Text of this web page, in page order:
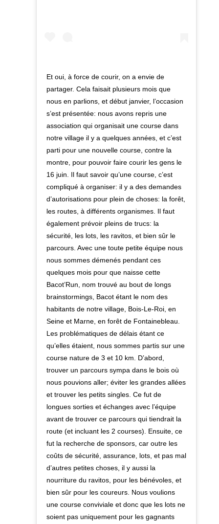
Et oui, à force de courir, on a envie de
partager. Cela faisait plusieurs mois que
nous en parlions, et début janvier, l’occasion
s’est présentée: nous avons repris une
association qui organisait une course dans
notre village il y a quelques années, et c’est
parti pour une nouvelle course, contre la
montre, pour pouvoir faire courir les gens le
16 juin. Il faut savoir qu’une course, c’est
compliqué à organiser: il y a des demandes
d’autorisations pour plein de choses: la forêt,
les routes, à différents organismes. Il faut
également prévoir pleins de trucs: la
sécurité, les lots, les ravitos, et bien sûr le
parcours. Avec une toute petite équipe nous
nous sommes démenés pendant ces
quelques mois pour que naisse cette
Bacot’Run, nom trouvé au bout de longs
brainstormings, Bacot étant le nom des
habitants de notre village, Bois-Le-Roi, en
Seine et Marne, en forêt de Fontainebleau.
Les problématiques de délais étant ce
qu’elles étaient, nous sommes partis sur une
course nature de 3 et 10 km. D’abord,
trouver un parcours sympa dans le bois où
nous pouvions aller; éviter les grandes allées
et trouver les petits singles. Ce fut de
longues sorties et échanges avec l’équipe
avant de trouver ce parcours qui tiendrait la
route (et incluant les 2 courses). Ensuite, ce
fut la recherche de sponsors, car outre les
coûts de sécurité, assurance, lots, et pas mal
d’autres petites choses, il y aussi la
nourriture du ravitos, pour les bénévoles, et
bien sûr pour les coureurs. Nous voulions
une course conviviale et donc que les lots ne
soient pas uniquement pour les gagnants